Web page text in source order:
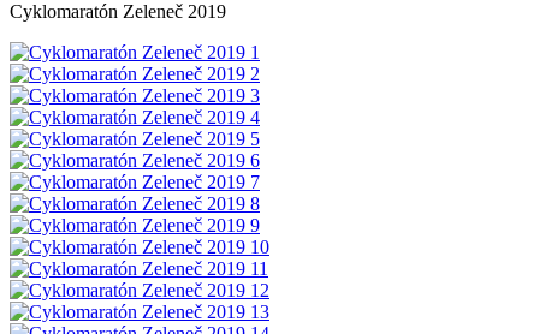
Cyklomaratón Zeleneč 2019